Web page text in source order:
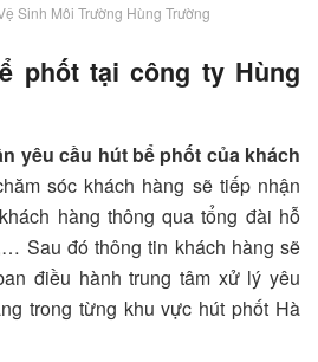
Sinh Môi Trường Hùng Trường
phốt tại công ty Hùng
yêu cầu hút bể phốt của khách
sóc khách hàng sẽ tiếp nhận
hàng thông qua tổng đài hỗ
Sau đó thông tin khách hàng sẽ
điều hành trung tâm xử lý yêu
trong từng khu vực hút phốt Hà